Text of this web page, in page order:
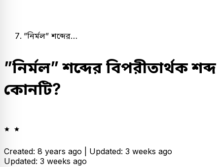
”নির্মল” শব্দের…
”নির্মল” শব্দের বিপরীতার্থক শব্দ
কোনটি?
Created: 8 years ago | Updated: 3 weeks ago
Updated: 3 weeks ago